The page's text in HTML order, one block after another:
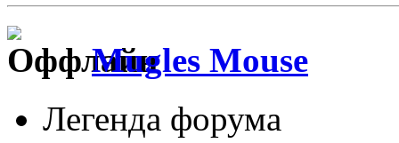
Mugles Mouse
Легенда форума